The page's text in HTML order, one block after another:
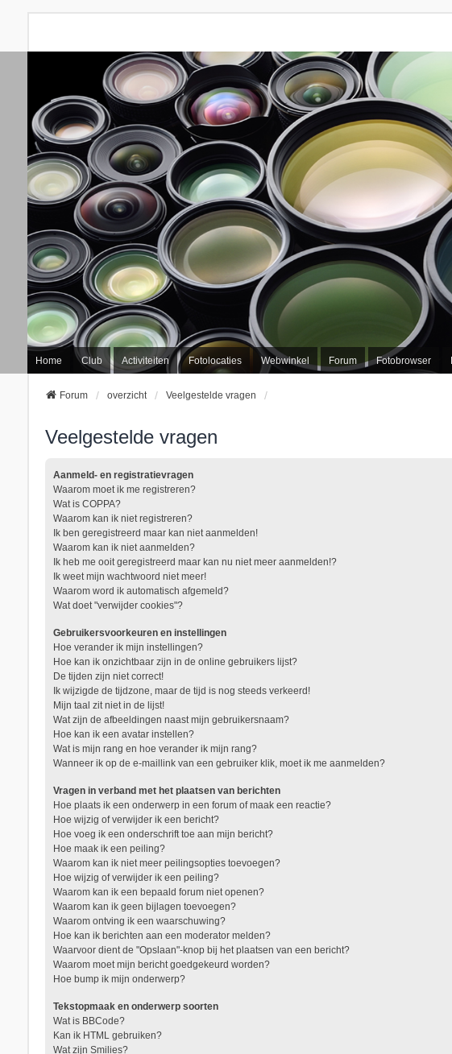
Home Club Activiteiten Fotolocaties Webwinkel Forum Fotobrowser
Forum overzicht Veelgestelde vragen
Veelgestelde vragen
Aanmeld- en registratievragen
Waarom moet ik me registreren?
Wat is COPPA?
Waarom kan ik niet registreren?
Ik ben geregistreerd maar kan niet aanmelden!
Waarom kan ik niet aanmelden?
Ik heb me ooit geregistreerd maar kan nu niet meer aanmelden!?
Ik weet mijn wachtwoord niet meer!
Waarom word ik automatisch afgemeld?
Wat doet "verwijder cookies"?
Gebruikersvoorkeuren en instellingen
Hoe verander ik mijn instellingen?
Hoe kan ik onzichtbaar zijn in de online gebruikers lijst?
De tijden zijn niet correct!
Ik wijzigde de tijdzone, maar de tijd is nog steeds verkeerd!
Mijn taal zit niet in de lijst!
Wat zijn de afbeeldingen naast mijn gebruikersnaam?
Hoe kan ik een avatar instellen?
Wat is mijn rang en hoe verander ik mijn rang?
Wanneer ik op de e-maillink van een gebruiker klik, moet ik me aanmelden?
Vragen in verband met het plaatsen van berichten
Hoe plaats ik een onderwerp in een forum of maak een reactie?
Hoe wijzig of verwijder ik een bericht?
Hoe voeg ik een onderschrift toe aan mijn bericht?
Hoe maak ik een peiling?
Waarom kan ik niet meer peilingsopties toevoegen?
Hoe wijzig of verwijder ik een peiling?
Waarom kan ik een bepaald forum niet openen?
Waarom kan ik geen bijlagen toevoegen?
Waarom ontving ik een waarschuwing?
Hoe kan ik berichten aan een moderator melden?
Waarvoor dient de "Opslaan"-knop bij het plaatsen van een bericht?
Waarom moet mijn bericht goedgekeurd worden?
Hoe bump ik mijn onderwerp?
Tekstopmaak en onderwerp soorten
Wat is BBCode?
Kan ik HTML gebruiken?
Wat zijn Smilies?